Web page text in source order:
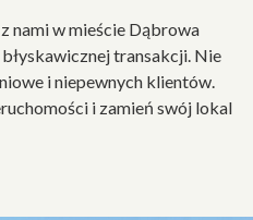
nami w mieście Dąbrowa
transakcji. Nie
i niepewnych klientów.
i zamień swój lokal